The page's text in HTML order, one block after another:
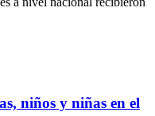
niños y niñas en el